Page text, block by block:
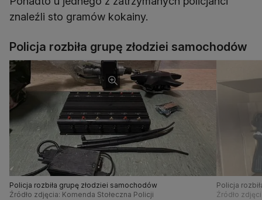
znaleźli sto gramów kokainy.
Policja rozbiła grupę złodziei samochodów
Policja rozbiła grupę złodziei samochodów
Źródło zdjęcia: Komenda Stołeczna Policji
Policja
Źródło